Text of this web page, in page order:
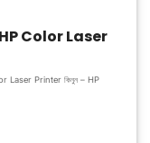
২টি HP Color Laser
Laser Printer কিনুন – HP